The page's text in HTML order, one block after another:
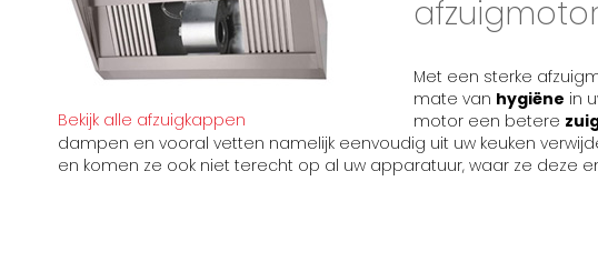
Bekijk alle afzuigkappen
Met een sterke
mate van hygiëne in
motor een betere
dampen en vooral vetten namelijk eenvoudig uit uw keuken
en komen ze ook niet terecht op al uw apparatuur, waar ze deze